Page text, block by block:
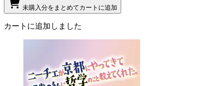
未購入分をまとめてカートに追加
カートに追加しました